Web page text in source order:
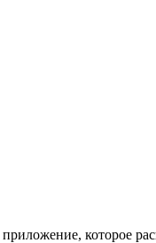
которое